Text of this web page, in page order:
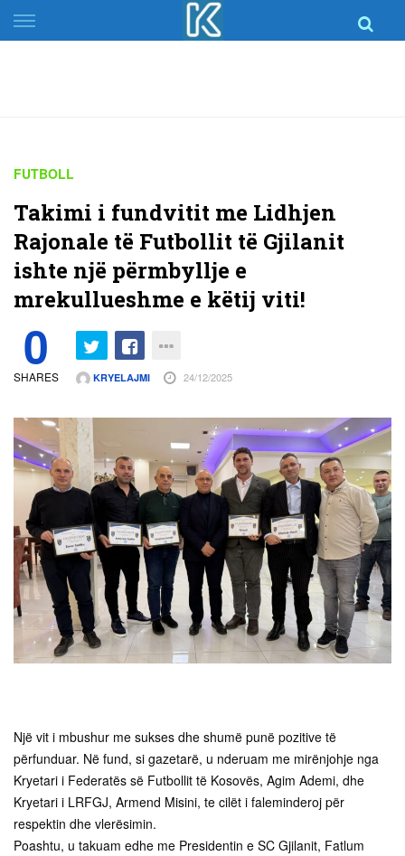
Skip
to
FUTBOLL
Takimi i fundvitit me Lidhjen
Rajonale të Futbollit të Gjilanit
ishte një përmbyllje e
mrekullueshme e këtij viti!
0
SHARES KRYELAJMI 24/12/2025
Një vit i mbushur me sukses dhe shumë punë pozitive të
përfunduar. Në fund, si gazetarë, u nderuam me mirënjohje nga
Kryetari i Federatës së Futbollit të Kosovës, Agim Ademi, dhe
Kryetari i LRFGJ, Armend Misini, te cilët i faleminderoj për
respektin dhe vlerësimin.
Poashtu, u takuam edhe me Presidentin e SC Gjilanit, Fatlum